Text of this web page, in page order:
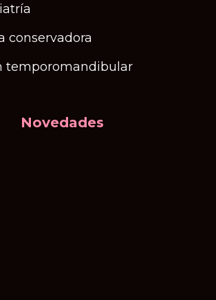
conservadora
temporomandibular
Novedades